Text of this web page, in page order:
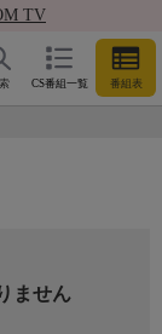
TV
CS番組一覧 番組表
ません